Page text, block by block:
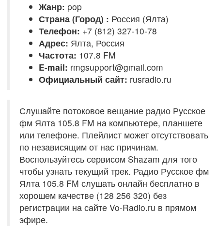
Жанр: pop
Страна (Город) : Россия (Ялта)
Телефон: +7 (812) 327-10-78
Адрес: Ялта, Россия
Частота: 107.8 FM
E-mail: rmgsupport@gmail.com
Официальный сайт: rusradio.ru
Слушайте потоковое вещание радио Русское
фм Ялта 105.8 FM на компьютере, планшете
или телефоне. Плейлист может отсутствовать
по независящим от нас причинам.
Воспользуйтесь сервисом Shazam для того
чтобы узнать текущий трек. Радио Русское фм
Ялта 105.8 FM слушать онлайн бесплатно в
хорошем качестве (128 256 320) без
регистрации на сайте Vo-Radio.ru в прямом
эфире.